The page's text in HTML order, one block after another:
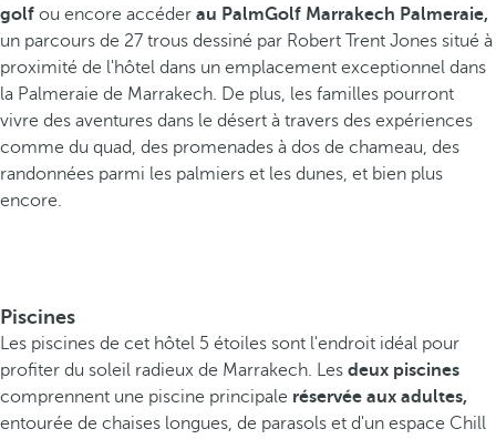
golf ou encore accéder au PalmGolf Marrakech Palmeraie,
un parcours de 27 trous dessiné par Robert Trent Jones situé à
proximité de l'hôtel dans un emplacement exceptionnel dans
la Palmeraie de Marrakech. De plus, les familles pourront
vivre des aventures dans le désert à travers des expériences
comme du quad, des promenades à dos de chameau, des
randonnées parmi les palmiers et les dunes, et bien plus
encore.
Piscines
Les piscines de cet hôtel 5 étoiles sont l'endroit idéal pour
profiter du soleil radieux de Marrakech. Les deux piscines
comprennent une piscine principale réservée aux adultes,
entourée de chaises longues, de parasols et d'un espace Chill